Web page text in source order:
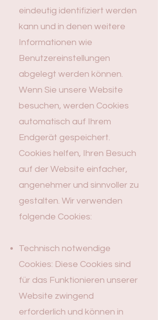
eindeutig identifiziert werden
kann und in denen weitere
Informationen wie
Benutzereinstellungen
abgelegt werden können.
Wenn Sie unsere Website
besuchen, werden Cookies
automatisch auf Ihrem
Endgerät gespeichert.
Cookies helfen, Ihren Besuch
auf der Website einfacher,
angenehmer und sinnvoller zu
gestalten. Wir verwenden
folgende Cookies:
Technisch notwendige
Cookies: Diese Cookies sind
für das Funktionieren unserer
Website zwingend
erforderlich und können in